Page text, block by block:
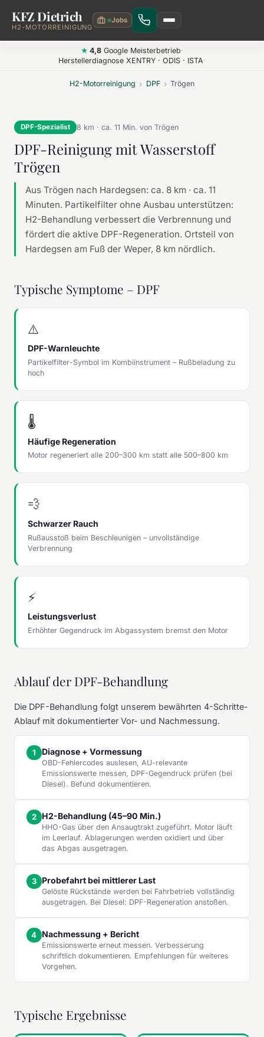
Zum Hauptinhalt springen
KFZ Dietrich
H2-MOTORREINIGUNG
★ 4,8Google·Meisterbetrieb·
Herstellerdiagnose XENTRY · ODIS · ISTA·
H2-Motorreinigung › DPF › Trögen
DPF-Spezialist 8 km · ca. 11 Min. von Trögen
DPF-Reinigung mit Wasserstoff
Trögen
Aus Trögen nach Hardegsen: ca. 8 km · ca. 11
Minuten. Partikelfilter ohne Ausbau unterstützen:
H2-Behandlung verbessert die Verbrennung und
fördert die aktive DPF-Regeneration. Ortsteil von
Hardegsen am Fuß der Weper, 8 km nördlich.
Typische Symptome – DPF
⚠️
DPF-Warnleuchte
Partikelfilter-Symbol im Kombiinstrument – Rußbeladung zu
hoch
🌡️
Häufige Regeneration
Motor regeneriert alle 200–300 km statt alle 500–800 km
💨
Schwarzer Rauch
Rußausstoß beim Beschleunigen – unvollständige
Verbrennung
⚡
Leistungsverlust
Erhöhter Gegendruck im Abgassystem bremst den Motor
Ablauf der DPF-Behandlung
Die DPF-Behandlung folgt unserem bewährten 4-Schritte-
Ablauf mit dokumentierter Vor- und Nachmessung.
Diagnose + Vormessung
OBD-Fehlercodes auslesen, AU-relevante
Emissionswerte messen, DPF-Gegendruck prüfen (bei
Diesel). Befund dokumentieren.
H2-Behandlung (45–90 Min.)
HHO-Gas über den Ansaugtrakt zugeführt. Motor läuft
im Leerlauf. Ablagerungen werden oxidiert und über
das Abgas ausgetragen.
Probefahrt bei mittlerer Last
Gelöste Rückstände werden bei Fahrbetrieb vollständig
ausgetragen. Bei Diesel: DPF-Regeneration anstoßen.
Nachmessung + Bericht
Emissionswerte erneut messen. Verbesserung
schriftlich dokumentieren. Empfehlungen für weiteres
Vorgehen.
Typische Ergebnisse